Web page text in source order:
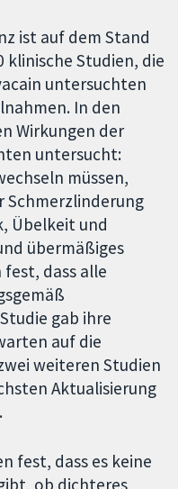
ist auf dem Stand
klinische Studien, die
untersuchten
In den
Wirkungen der
untersucht:
müssen,
Schmerzlinderung
Übelkeit und
übermäßiges
dass alle
gab ihre
auf die
weiteren Studien
Aktualisierung
fest, dass es keine
ob dichteres